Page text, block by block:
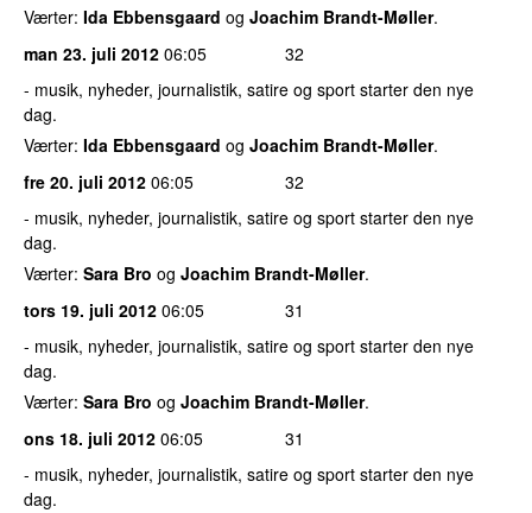
Værter: Ida Ebbensgaard og Joachim Brandt-Møller.
man 23. juli 2012 06:05
32
- musik, nyheder, journalistik, satire og sport starter den nye
dag.
Værter: Ida Ebbensgaard og Joachim Brandt-Møller.
fre 20. juli 2012 06:05
32
- musik, nyheder, journalistik, satire og sport starter den nye
dag.
Værter: Sara Bro og Joachim Brandt-Møller.
tors 19. juli 2012 06:05
31
- musik, nyheder, journalistik, satire og sport starter den nye
dag.
Værter: Sara Bro og Joachim Brandt-Møller.
ons 18. juli 2012 06:05
31
- musik, nyheder, journalistik, satire og sport starter den nye
dag.